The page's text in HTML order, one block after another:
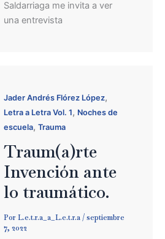
Saldarriaga me invita a ver
una entrevista
Jader Andrés Flórez López,
Letra a Letra Vol. 1, Noches de
escuela, Trauma
Traum(a)rte
Invención ante
lo traumático.
Por L.e.t.r.a_a_L.e.t.r.a / septiembre
7, 2022